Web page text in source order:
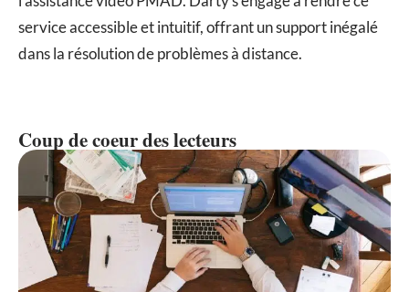
service accessible et intuitif, offrant un support inégalé
dans la résolution de problèmes à distance.
Coup de coeur des lecteurs